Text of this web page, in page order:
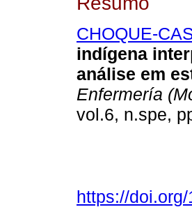
CHOQUE-
indígena
análise em
Enfermería
vol.6, n.spe,
https://